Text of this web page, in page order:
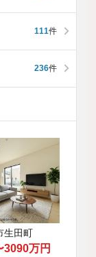
111件
236件
生田町
3090万円